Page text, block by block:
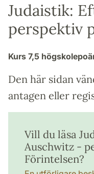
Judaistik:
perspektiv
Kurs 7,5
Den här sidan
antagen eller
Vill du läsa
Auschwitz -
Förintelsen?